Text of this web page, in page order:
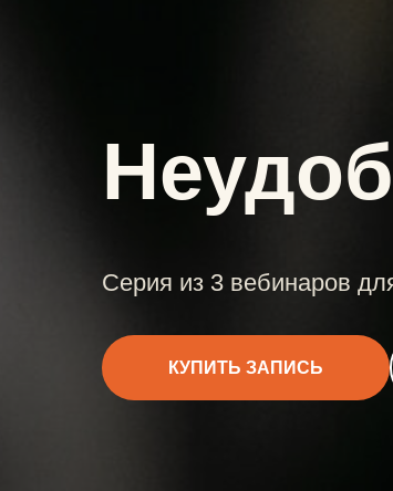
Серия из 3 вебинаров
КУПИТЬ ЗАПИСЬ